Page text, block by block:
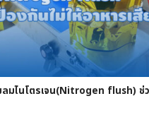
ลมไนโตรเจน(Nitrogen flush) ช่